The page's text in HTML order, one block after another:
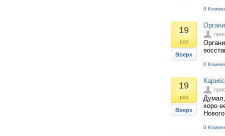
0
19
раз
Вверх
0
19
раз
Вверх
Думал,
хоро
0